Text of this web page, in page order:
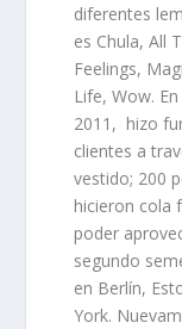
diferentes
es Chula, All
Feelings,
Life, Wow.
2011 , hizo
clientes a
vestido; 200
hicieron cola
poder
segundo
en Berlín,
York.